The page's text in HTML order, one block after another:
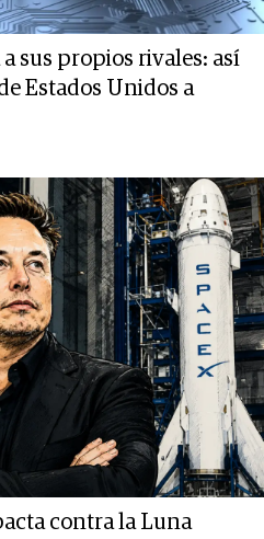
sus propios rivales: así
Estados Unidos a
contra la Luna